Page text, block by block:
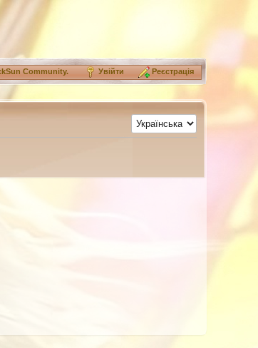
Community. Увійти Реєстрація